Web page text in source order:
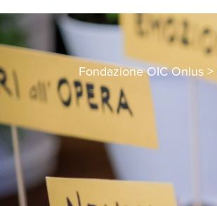
Fondazione OIC Onlus >